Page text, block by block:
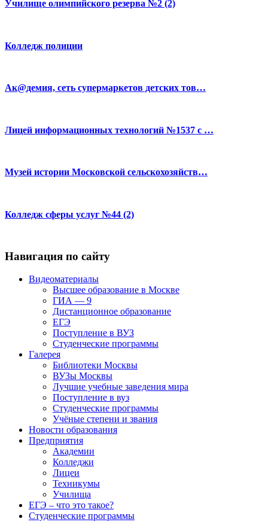
Училище олимпийского резерва №2 (2)
Колледж полиции
Ак@демия, сеть супермаркетов детских тов…
Лицей информационных технологий №1537 с …
Музей истории Московской сельскохозяйств…
Колледж сферы услуг №44 (2)
Навигация по сайту
Видеоматериалы
Высшее образование в Москве
ГИА — 9
Дистанционное образование
ЕГЭ
Поступление в ВУЗ
Студенческие программы
Галерея
Библиотеки Москвы
ВУЗы Москвы
Лучшие учебные заведения мира
Поступление в вуз
Студенческие программы
Учёные степени и звания
Новости образования
Предприятия
Академии
Колледжи
Лицеи
Техникумы
Училища
ЕГЭ – что это такое?
Студенческие программы